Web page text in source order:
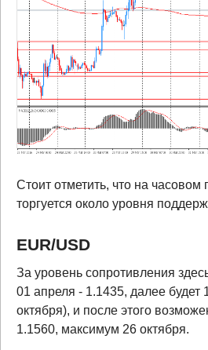
Стоит отметить, что на часовом
торгуется около уровня
EUR/USD
За уровень сопротивления
01 апреля - 1.1435, далее будет
октября), и после этого
1.1560, максимум 26 октября.